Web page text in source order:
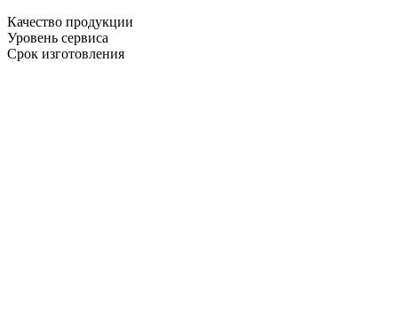
Качество продукции
Уровень сервиса
Срок изготовления